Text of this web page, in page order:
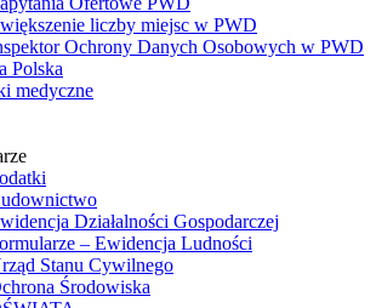
liczby miejsc w PWD
Ochrony Danych Osobowych w PWD
Polska
medyczne
Działalności Gospodarczej
– Ewidencja Ludności
Stanu Cywilnego
Środowiska